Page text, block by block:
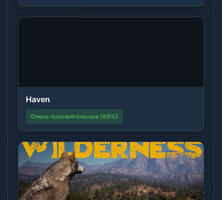
Haven
Очень положительные (89%)